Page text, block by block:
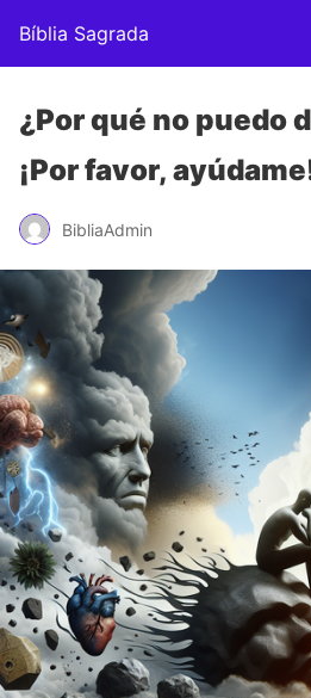
Bíblia Sagrada
¿Por qué no puedo
¡Por favor,
BibliaAdmin